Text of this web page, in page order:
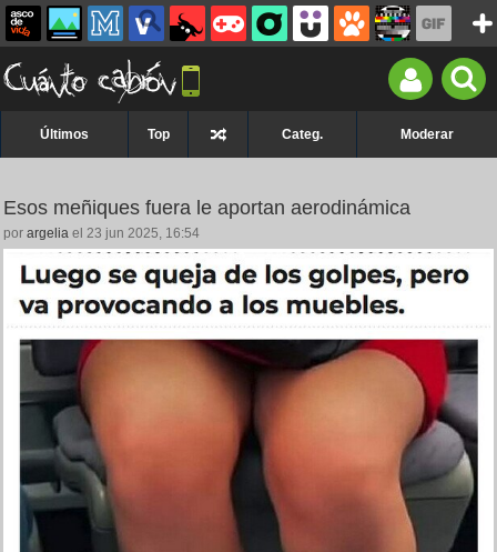
Últimos Top Categ. Moderar
Esos meñiques fuera le aportan aerodinámica
por argelia el 23 jun 2025, 16:54